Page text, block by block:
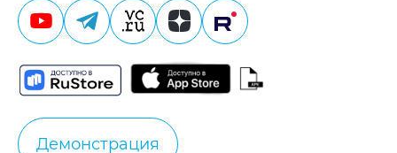
Демонстрация